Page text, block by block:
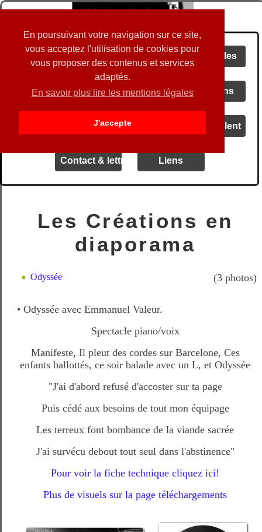
En poursuivant votre navigation sur ce site,
vous acceptez l'utilisation de cookies pour
vous proposer des contenus et services
adaptés.
En savoir plus lire les mentions légales
J'accepte
Spectacles
Audio Vidéos Créations
Blog Ils en parlent
Contact & lettre d' info Liens
Les Créations en
diaporama
Odyssée (3 photos)
• Odyssée avec Emmanuel Valeur.
Spectacle piano/voix
Manifeste, Il pleut des cordes sur Barcelone, Ces
enfants ballottés, ce soir balade avec un L, et Odyssée
"J'ai d'abord refusé d'accoster sur ta page
Puis cédé aux besoins de tout mon équipage
Les terreux font bombance de la viande sacrée
J'ai survécu debout tout seul dans l'abstinence"
Pour voir la fiche technique cliquez ici!
Plus de visuels sur la page téléchargements